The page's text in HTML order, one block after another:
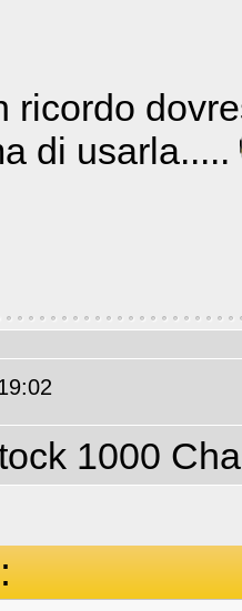
ricordo
di usarla.....
1000